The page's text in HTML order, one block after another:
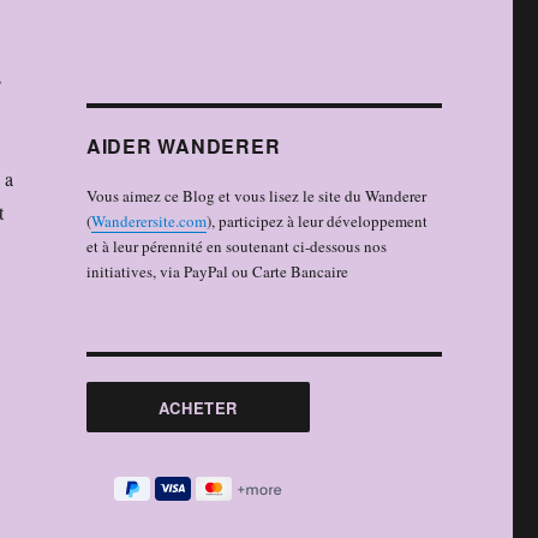
AIDER WANDERER
Vous aimez ce Blog et vous lisez le site du Wanderer
(Wanderersite.com), participez à leur développement
et à leur pérennité en soutenant ci-dessous nos
initiatives, via PayPal ou Carte Bancaire